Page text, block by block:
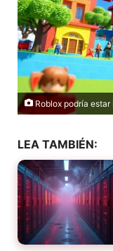
Roblox podría
LEA TAMBIÉN: